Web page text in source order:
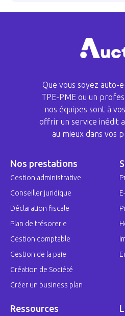
Que vous soyez auto-
TPE-PME ou un
nos équipes sont à
offrir un service inédit
au mieux dans vos
Nos prestations
Gestion administrative
Conseiller juridique
Déclaration fiscale
Plan de trésorerie
Gestion comptable
Gestion de la paie
Création de Société
Créer un business plan
Ressources